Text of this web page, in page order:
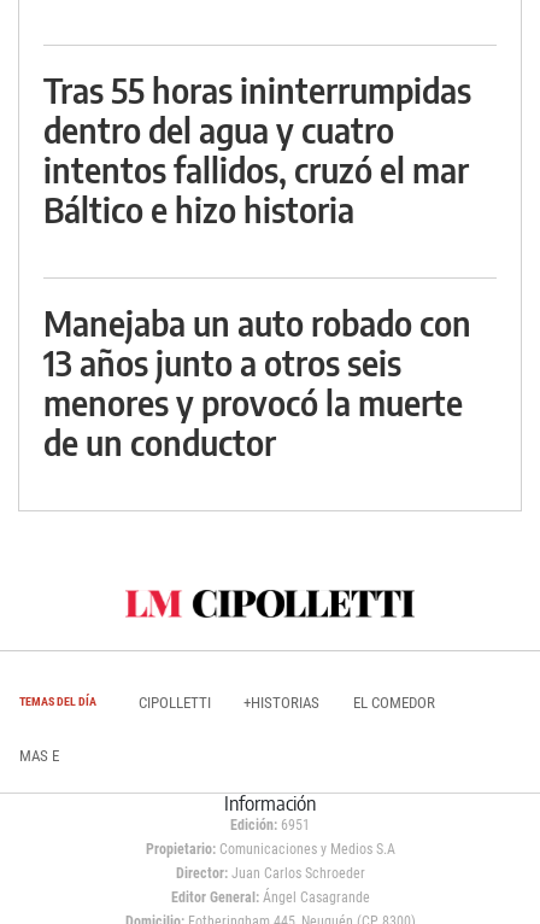
Tras 55 horas ininterrumpidas
dentro del agua y cuatro
intentos fallidos, cruzó el mar
Báltico e hizo historia
Manejaba un auto robado con
13 años junto a otros seis
menores y provocó la muerte
de un conductor
TEMAS DEL DÍA CIPOLLETTI +HISTORIAS EL COMEDOR
MAS E
Información
Edición: 6951
Propietario:Comunicaciones y Medios S.A
Director: Juan Carlos Schroeder
Editor General:Ángel Casagrande